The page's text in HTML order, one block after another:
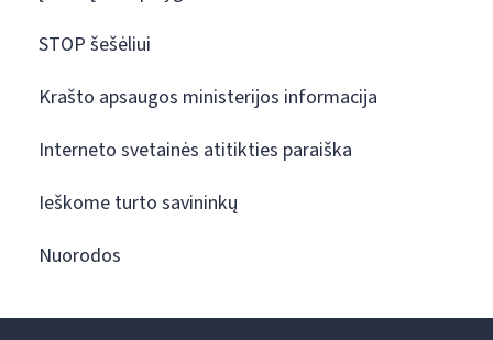
STOP šešėliui
Krašto apsaugos ministerijos informacija
Interneto svetainės atitikties paraiška
Ieškome turto savininkų
Nuorodos